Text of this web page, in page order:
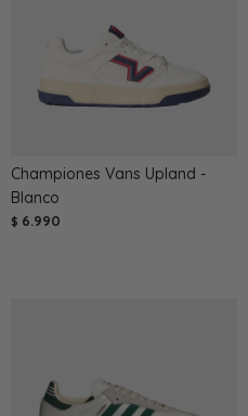
Championes Vans Upland -
Blanco
$ 6.990